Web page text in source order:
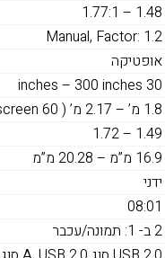
1.48 – 1.77:1
Manual, Factor: 1.2
אופטיקה
30 inches – 300 inches
1.8 מ’ – 2.17 מ’ ( 60 inch screen)
1.49 – 1.72
16.9 מ”מ – 20.28 מ”מ
ידני
08:01
2 ב- 1: תמונה/עכבר